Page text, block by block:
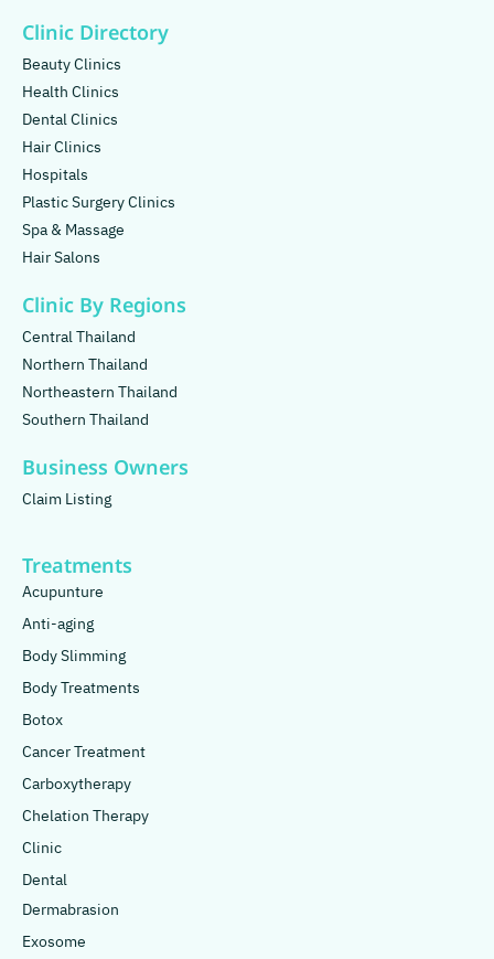
Clinic Directory
Beauty Clinics
Health Clinics
Dental Clinics
Hair Clinics
Hospitals
Plastic Surgery Clinics
Spa & Massage
Hair Salons
Clinic By Regions
Central Thailand
Northern Thailand
Northeastern Thailand
Southern Thailand
Business Owners
Claim Listing
Treatments
Acupunture
Anti-aging
Body Slimming
Body Treatments
Botox
Cancer Treatment
Carboxytherapy
Chelation Therapy
Clinic
Dental
Dermabrasion
Exosome